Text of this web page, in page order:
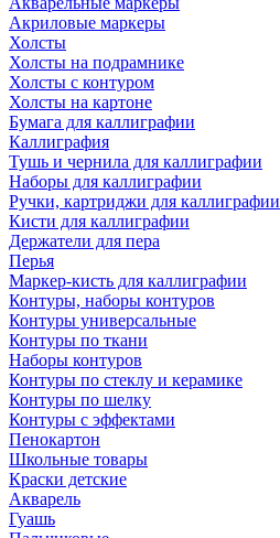
Акриловые маркеры
Холсты
Холсты на подрамнике
Холсты с контуром
Холсты на картоне
Бумага для каллиграфии
Каллиграфия
Тушь и чернила для каллиграфии
Наборы для каллиграфии
Ручки, картриджи для каллиграфии
Кисти для каллиграфии
Держатели для пера
Перья
Маркер-кисть для каллиграфии
Контуры, наборы контуров
Контуры универсальные
Контуры по ткани
Наборы контуров
Контуры по стеклу и керамике
Контуры по шелку
Контуры с эффектами
Пенокартон
Школьные товары
Краски детские
Акварель
Гуашь